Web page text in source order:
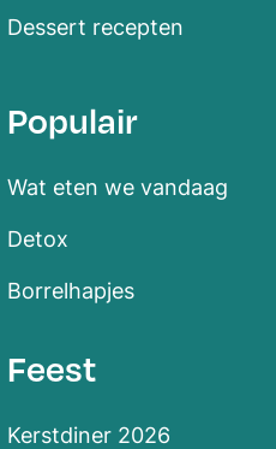
Dessert recepten
Populair
Wat eten we vandaag
Detox
Borrelhapjes
Feest
Kerstdiner 2026